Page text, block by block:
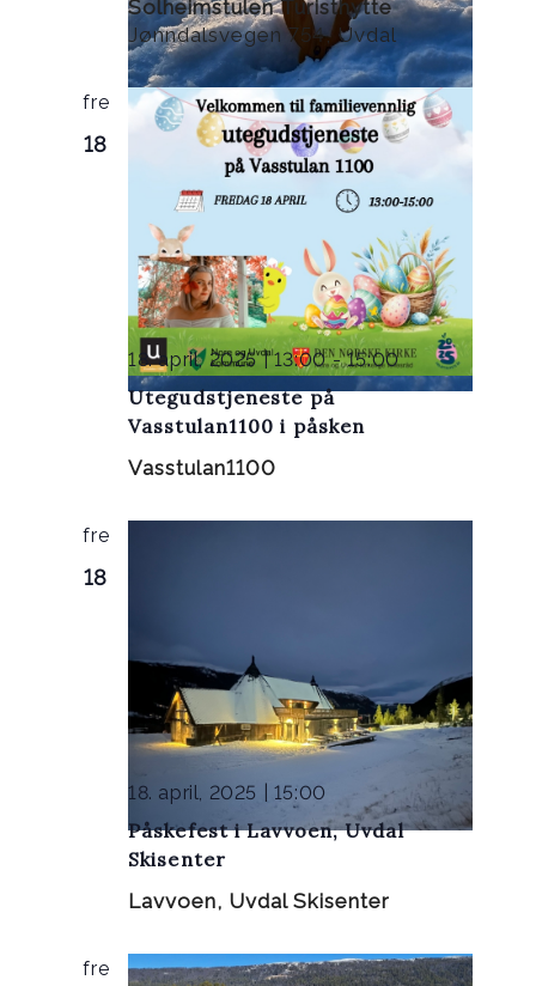
Solheimstulen Turisthytte
Jønndalsvegen 754, Uvdal
fre
18
Utegudstjeneste på
Vasstulan1100 i påsken
18. april, 2025 | 13:00-15:00
Vasstulan1100
fre
18
Påskefest i Lavvoen, Uvdal
Skisenter
18. april, 2025 | 15:00
Lavvoen, Uvdal Skisenter
fre